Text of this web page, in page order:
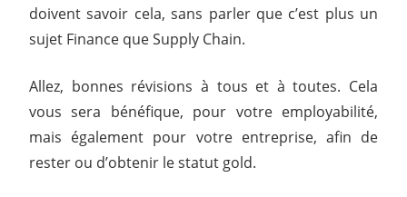
doivent savoir cela, sans parler que c’est plus un
sujet Finance que Supply Chain.
Allez, bonnes révisions à tous et à toutes. Cela
vous sera bénéfique, pour votre employabilité,
mais également pour votre entreprise, afin de
rester ou d’obtenir le statut gold.